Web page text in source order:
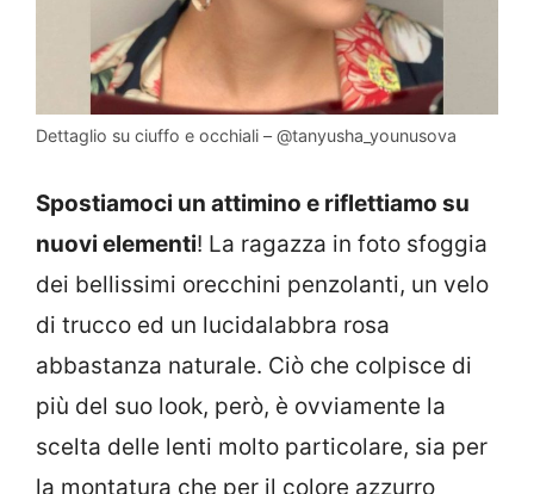
Dettaglio su ciuffo e occhiali – @tanyusha_younusova
Spostiamoci un attimino e riflettiamo su
nuovi elementi! La ragazza in foto sfoggia
dei bellissimi orecchini penzolanti, un velo
di trucco ed un lucidalabbra rosa
abbastanza naturale. Ciò che colpisce di
più del suo look, però, è ovviamente la
scelta delle lenti molto particolare, sia per
la montatura che per il colore azzurro